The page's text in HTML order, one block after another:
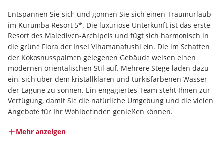
Entspannen Sie sich und gönnen Sie sich einen Traumurlaub
im Kurumba Resort 5*. Die luxuriöse Unterkunft ist das erste
Resort des Malediven-Archipels und fügt sich harmonisch in
die grüne Flora der Insel Vihamanafushi ein. Die im Schatten
der Kokosnusspalmen gelegenen Gebäude weisen einen
modernen orientalischen Stil auf. Mehrere Stege laden dazu
ein, sich über dem kristallklaren und türkisfarbenen Wasser
der Lagune zu sonnen. Ein engagiertes Team steht Ihnen zur
Verfügung, damit Sie die natürliche Umgebung und die vielen
Angebote für Ihr Wohlbefinden genießen können.
Mehr anzeigen